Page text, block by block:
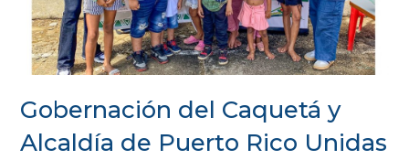
Gobernación del Caquetá y
Alcaldía de Puerto Rico Unidas